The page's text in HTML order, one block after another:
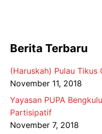
Berita Terbaru
(Haruskah) Pulau Tikus
November 11, 2018
Yayasan PUPA
Partisipatif
November 7, 2018